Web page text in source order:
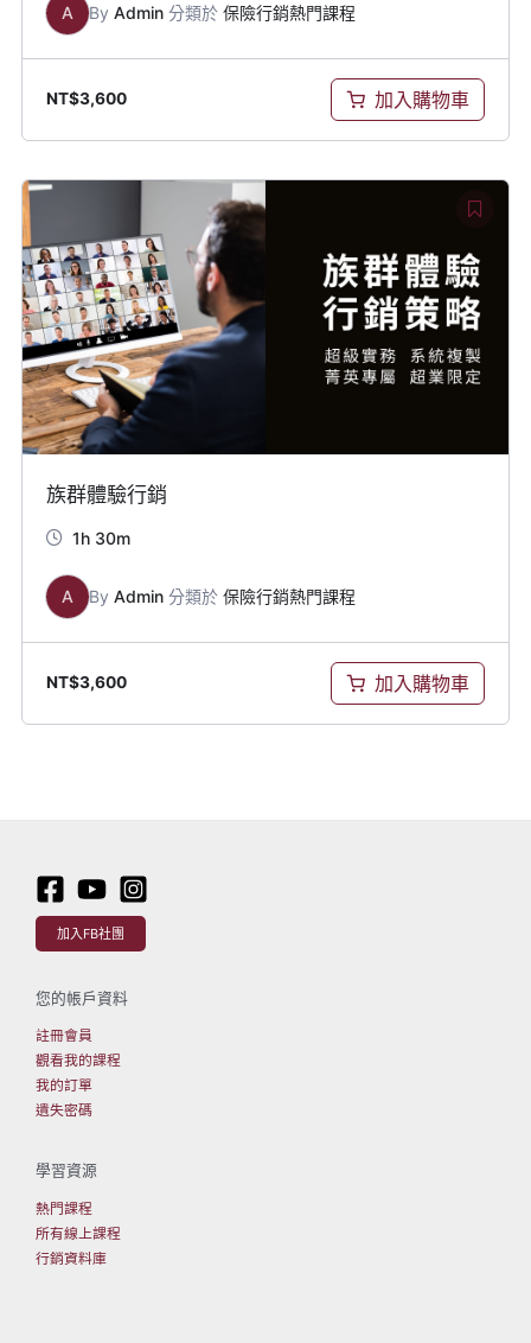
A By Admin分類於 保險行銷熱門課程
NT$3,600 加入購物車
族群體驗行銷
1h 30m
A By Admin分類於 保險行銷熱門課程
NT$3,600 加入購物車
加入FB社團
您的帳戶資料
註冊會員
觀看我的課程
我的訂單
遺失密碼
學習資源
熱門課程
所有線上課程
行銷資料庫